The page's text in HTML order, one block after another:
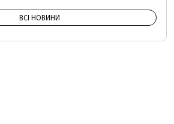
ВСІ НОВИНИ